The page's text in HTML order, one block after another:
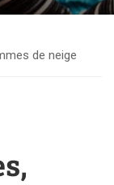
de neige